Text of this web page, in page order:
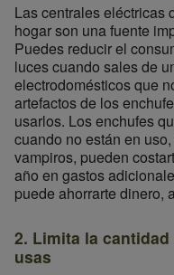
Las centrales eléctricas
hogar son una fuente
Puedes reducir el
luces cuando sales de
electrodomésticos que
artefactos de los
usarlos. Los enchufes
cuando no están en
vampiros, pueden
año en gastos
puede ahorrarte dinero,
2. Limita la
usas